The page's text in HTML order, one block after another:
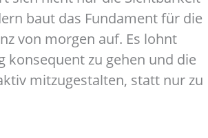
baut das Fundament für die
von morgen auf. Es lohnt
konsequent zu gehen und die
mitzugestalten, statt nur zu